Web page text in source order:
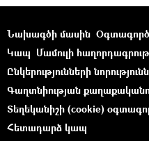
Նախագծի մասին
Կապ Մամուլի
Ընկերությունների
Գաղտնիության
Տեղեկանիշի (cookie)
Հետադարձ կապ